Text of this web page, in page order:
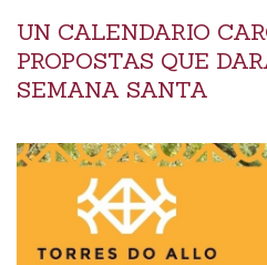
UN CALENDARIO
PROPOSTAS QUE
SEMANA SANTA